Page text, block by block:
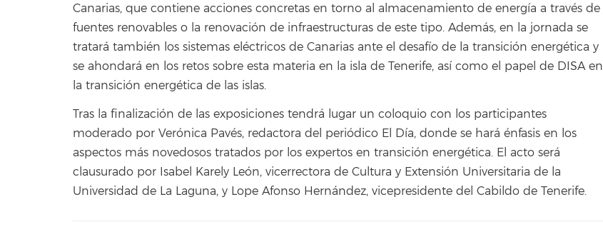
Canarias, que contiene acciones concretas en torno al almacenamiento de energía a través de
fuentes renovables o la renovación de infraestructuras de este tipo. Además, en la jornada se
tratará también los sistemas eléctricos de Canarias ante el desafío de la transición energética y
se ahondará en los retos sobre esta materia en la isla de Tenerife, así como el papel de DISA en
la transición energética de las islas.
Tras la finalización de las exposiciones tendrá lugar un coloquio con los participantes
moderado por Verónica Pavés, redactora del periódico El Día, donde se hará énfasis en los
aspectos más novedosos tratados por los expertos en transición energética. El acto será
clausurado por Isabel Karely León, vicerrectora de Cultura y Extensión Universitaria de la
Universidad de La Laguna, y Lope Afonso Hernández, vicepresidente del Cabildo de Tenerife.